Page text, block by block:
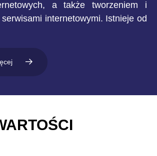
a także tworzeniem i
internetowymi. Istnieje od